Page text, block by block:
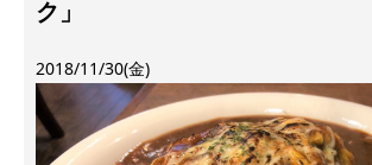
ク」
2018/11/30(金)